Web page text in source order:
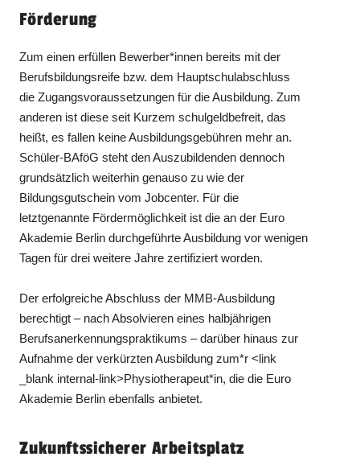
Förderung
Zum einen erfüllen Bewerber*innen bereits mit der
Berufsbildungsreife bzw. dem Hauptschulabschluss
die Zugangsvoraussetzungen für die Ausbildung. Zum
anderen ist diese seit Kurzem schulgeldbefreit, das
heißt, es fallen keine Ausbildungsgebühren mehr an.
Schüler-BAföG steht den Auszubildenden dennoch
grundsätzlich weiterhin genauso zu wie der
Bildungsgutschein vom Jobcenter. Für die
letztgenannte Fördermöglichkeit ist die an der Euro
Akademie Berlin durchgeführte Ausbildung vor wenigen
Tagen für drei weitere Jahre zertifiziert worden.
Der erfolgreiche Abschluss der MMB-Ausbildung
berechtigt – nach Absolvieren eines halbjährigen
Berufsanerkennungspraktikums – darüber hinaus zur
Aufnahme der verkürzten Ausbildung zum*r <link
_blank internal-link>Physiotherapeut*in, die die Euro
Akademie Berlin ebenfalls anbietet.
Zukunftssicherer Arbeitsplatz